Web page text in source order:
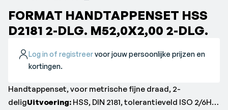
FORMAT HANDTAPPENSET HSS
D2181 2-DLG. M52,0X2,00 2-DLG.
Log in of registreervoor jouw persoonlijke prijzen en
kortingen.
Handtappenset, voor metrische fijne draad, 2-
deligUitvoering: HSS, DIN 2181, tolerantieveld ISO 2/6H,